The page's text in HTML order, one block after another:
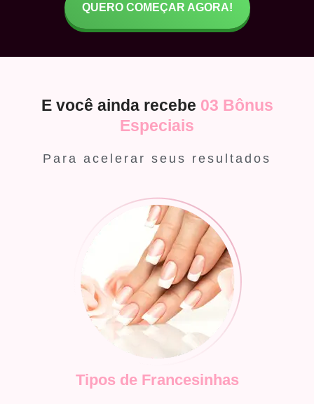
QUERO COMEÇAR AGORA!
E você ainda recebe 03 Bônus
Especiais
Para acelerar seus resultados
Tipos de Francesinhas